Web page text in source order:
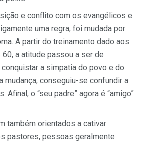
e conflito com os evangélicos e
uma regra, foi mudada por
A partir do treinamento dado aos
a atitude passou a ser de
a simpatia do povo e do
mudança, conseguiu-se confundir a
Afinal, o “seu padre” agora é “amigo”
também orientados a cativar
pastores, pessoas geralmente